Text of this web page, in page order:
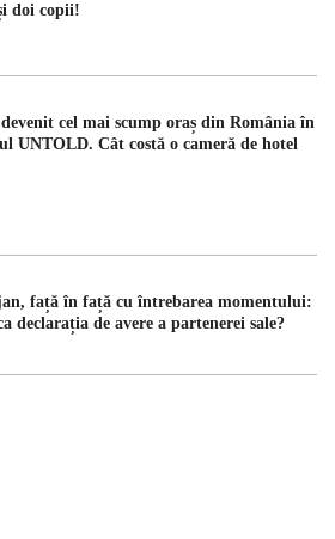
doi copii!
cel mai scump oraș din România în
UNTOLD. Cât costă o cameră de hotel
față în față cu întrebarea momentului:
declarația de avere a partenerei sale?